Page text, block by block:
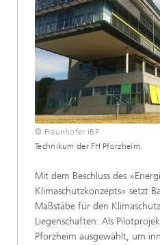
© Fraunhofer IBP
Technikum der FH Pforzheim.
Mit dem Beschluss des
Klimaschutzkonzepts« setzt
Maßstäbe für den
Liegenschaften. Als
Pforzheim ausgewählt, um